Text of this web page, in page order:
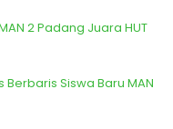
2 Padang Juara HUT
Berbaris Siswa Baru MAN